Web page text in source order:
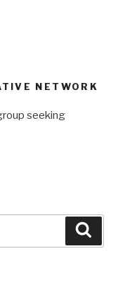
NETWORK
seeking